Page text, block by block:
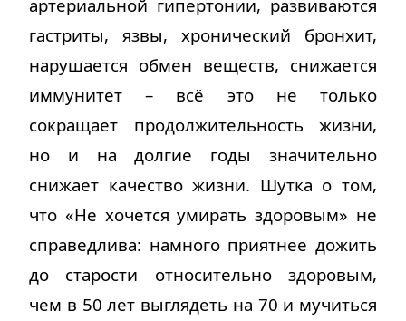
артериальной гипертонии, развиваются
гастриты, язвы, хронический бронхит,
нарушается обмен веществ, снижается
иммунитет – всё это не только
сокращает продолжительность жизни,
но и на долгие годы значительно
снижает качество жизни. Шутка о том,
что «Не хочется умирать здоровым» не
справедлива: намного приятнее дожить
до старости относительно здоровым,
чем в 50 лет выглядеть на 70 и мучиться